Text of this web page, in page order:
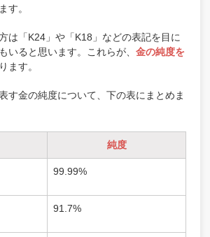
す。
は「K24」や「K18」などの表記を目に
いると思います。これらが、 金の純度を
ます。
す金の純度について、下の表にまとめま
純度
99.99%
91.7%